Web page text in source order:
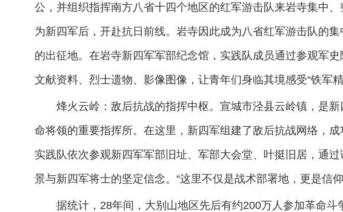
公，并组织指挥南方八省十四个地区的红军游击队来岩寺集中
为新四军后，开赴抗日前线。岩寺因此成为八省红军游击队的
的出征地。在岩寺新四军军部纪念馆，实践队成员通过参观军
文献资料、烈士遗物、影像图像，让青年们身临其境感受“铁军精
烽火云岭：敌后抗战的指挥中枢。宣城市泾县云岭镇，是
命将领的重要指挥所。在这里，新四军组建了敌后抗战网络，成
实践队依次参观新四军军部旧址、军部大会堂、叶挺旧居，通
景与新四军将士的坚定信念。“这里不仅是战术部署地，更是信
据统计，28年间，大别山地区先后有约200万人参加革命